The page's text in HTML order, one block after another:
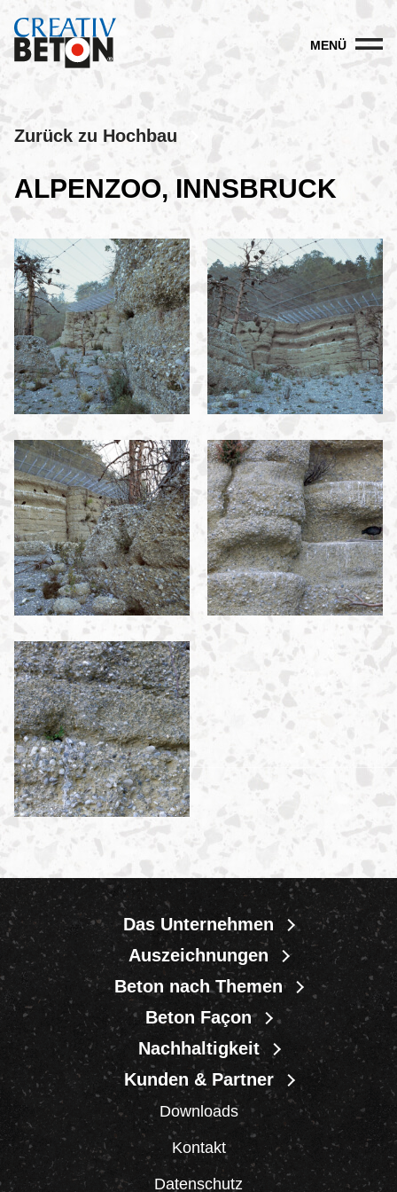
MENÜ
Zurück zu Hochbau
ALPENZOO, INNSBRUCK
Das Unternehmen
Auszeichnungen
Beton nach Themen
Beton Façon
Nachhaltigkeit
Kunden & Partner
Downloads
Kontakt
Datenschutz